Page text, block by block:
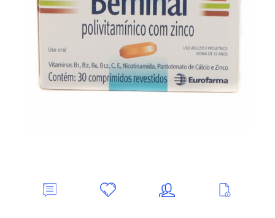
Comentário
Indique
informações